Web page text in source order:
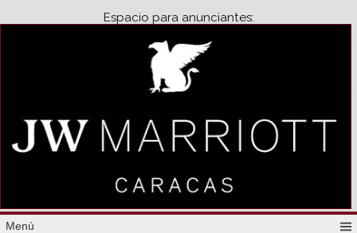
Espacio para anunciantes:
Menú